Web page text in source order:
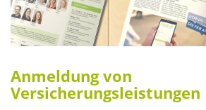
Anmeldung von
Versicherungsleistungen